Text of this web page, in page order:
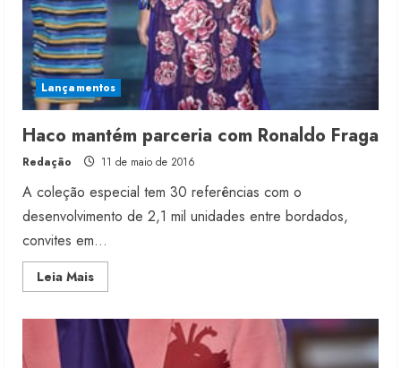
Lançamentos
Haco mantém parceria com Ronaldo Fraga
Redação 11 de maio de 2016
A coleção especial tem 30 referências com o
desenvolvimento de 2,1 mil unidades entre bordados,
convites em...
Leia MaisRead
more
mantém
parceria
Ronaldo